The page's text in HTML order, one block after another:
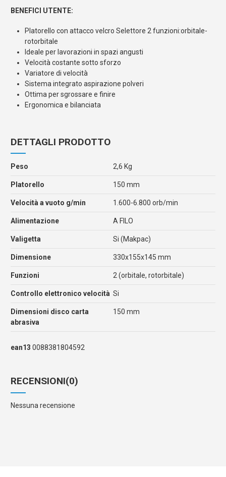
BENEFICI UTENTE:
Platorello con attacco velcro Selettore 2 funzioni:orbitale-
rotorbitale
Ideale per lavorazioni in spazi angusti
Velocità costante sotto sforzo
Variatore di velocità
Sistema integrato aspirazione polveri
Ottima per sgrossare e finire
Ergonomica e bilanciata
DETTAGLI PRODOTTO
Peso 2,6 Kg
Platorello 150 mm
Velocità a vuoto g/min 1.600-6.800 orb/min
Alimentazione A FILO
Valigetta Si (Makpac)
Dimensione 330x155x145 mm
Funzioni 2 (orbitale, rotorbitale)
Controllo elettronico velocità Si
Dimensioni disco carta
abrasiva
150 mm
ean13 0088381804592
RECENSIONI(0)
Nessuna recensione